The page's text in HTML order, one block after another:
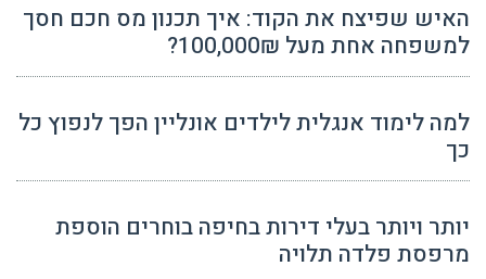
האיש שפיצח את הקוד: איך תכנון מס חכם חסך
למשפחה אחת מעל 100,000₪?
למה לימוד אנגלית לילדים אונליין הפך לנפוץ כל
כך
יותר ויותר בעלי דירות בחיפה בוחרים הוספת
מרפסת פלדה תלויה